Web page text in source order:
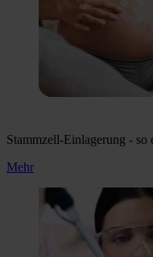
Stammzell-Einlagerung -
Mehr